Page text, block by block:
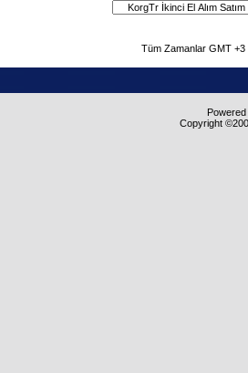
Tüm Zamanlar GMT
Copyright